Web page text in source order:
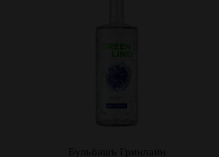
Бульбашъ Гринлайн